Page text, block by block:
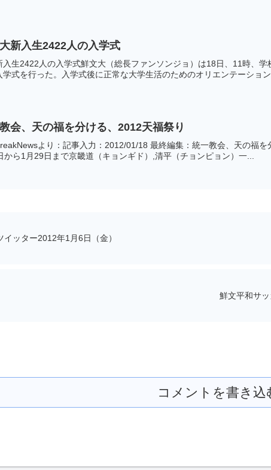
新入生2422人の入学式
入生2422人の入学式鮮文大（総長ファンソンジョ）は18日、11時、
学式を行った。入学式後に正常な大学生活のためのオリエンテーション
会、天の福を分ける、2012天福祭り
より：記事入力：2012/01/18 最終編集：統一教会、天の福
から1月29日まで京畿道（キョンギド）,清平（チョンピョン）一...
イッター2012年1月6日（金）
鮮文平和サ
コメントを書き込